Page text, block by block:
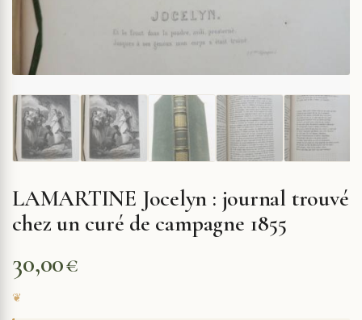
LAMARTINE Jocelyn : journal trouvé
chez un curé de campagne 1855
30,00€